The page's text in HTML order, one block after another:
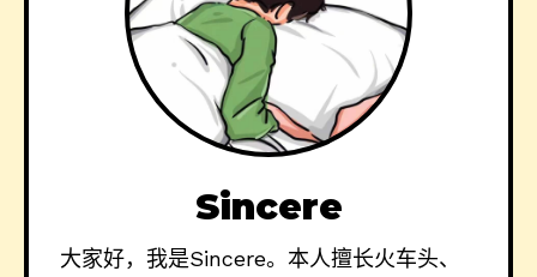
Sincere
大家好，我是Sincere。本人擅长火车头、